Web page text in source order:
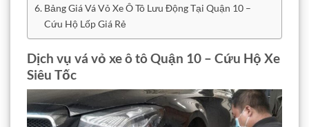
Bảng Giá Vá Vỏ Xe Ô Tô Lưu Động Tại Quận 10 –
Cứu Hộ Lốp Giá Rẻ
Dịch vụ vá vỏ xe ô tô Quận 10 – Cứu Hộ Xe
Siêu Tốc